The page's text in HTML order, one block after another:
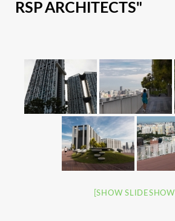
RSP ARCHITECTS"
[SHOW SLIDESHOW]